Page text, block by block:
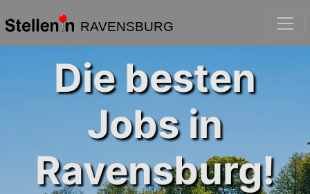
RAVENSBURG
Die besten
Jobs in
Ravensburg!